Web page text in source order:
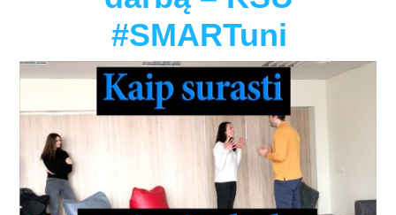
#SMARTuni